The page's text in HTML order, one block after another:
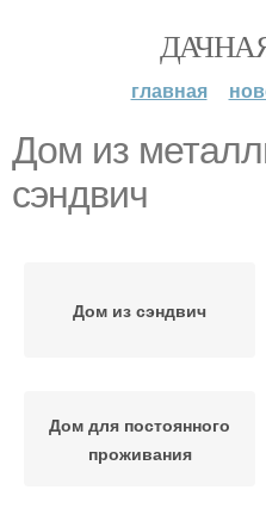
главная
Дом из
сэндвич
Дом из сэндвич
Дом для постоянного
проживания